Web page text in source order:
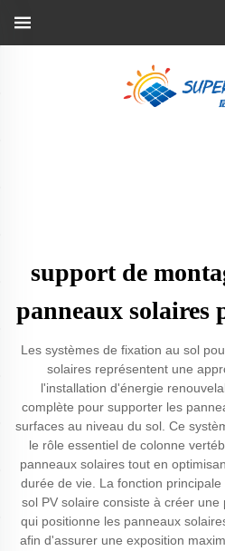
support de
panneaux solaires
Les systèmes de fixation au sol
solaires représentent une
l'installation d'énergie
complète pour supporter les
surfaces au niveau du sol. Ce
le rôle essentiel de colonne
panneaux solaires tout en
durée de vie. La fonction
sol PV solaire consiste à créer
qui positionne les panneaux
afin d'assurer une exposition